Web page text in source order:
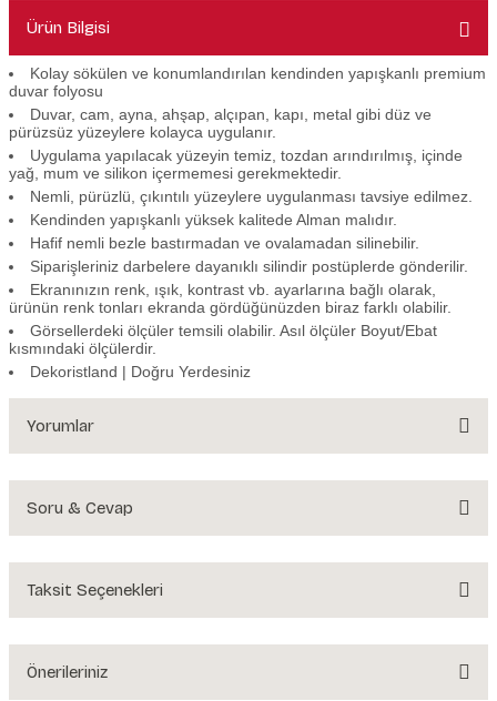
Ürün Bilgisi
Kolay sökülen ve konumlandırılan kendinden yapışkanlı premium
duvar folyosu
Duvar, cam, ayna, ahşap, alçıpan, kapı, metal gibi düz ve
pürüzsüz yüzeylere kolayca uygulanır.
Uygulama yapılacak yüzeyin temiz, tozdan arındırılmış, içinde
yağ, mum ve silikon içermemesi gerekmektedir.
Nemli, pürüzlü, çıkıntılı yüzeylere uygulanması tavsiye edilmez.
Kendinden yapışkanlı yüksek kalitede Alman malıdır.
Hafif nemli bezle bastırmadan ve ovalamadan silinebilir.
Siparişleriniz darbelere dayanıklı silindir postüplerde gönderilir.
Ekranınızın renk, ışık, kontrast vb. ayarlarına bağlı olarak,
ürünün renk tonları ekranda gördüğünüzden biraz farklı olabilir.
Görsellerdeki ölçüler temsili olabilir. Asıl ölçüler Boyut/Ebat
kısmındaki ölçülerdir.
Dekoristland | Doğru Yerdesiniz
Yorumlar
Soru & Cevap
Ürün hakkında henüz soru sorulmamış.
Taksit Seçenekleri
Önerileriniz